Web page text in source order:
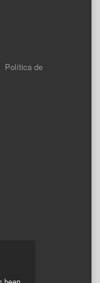
Política de